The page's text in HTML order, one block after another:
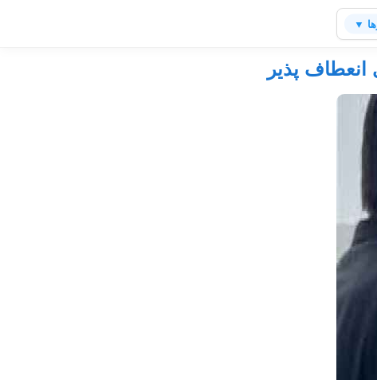
▼
انعطاف پذیر